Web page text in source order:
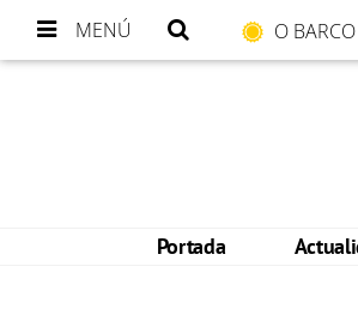
MENÚ O
Portada